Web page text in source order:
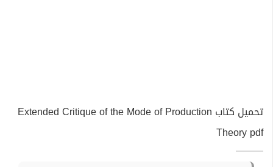
تحميل كتاب Extended Critique of the Mode of Production
Theory pdf